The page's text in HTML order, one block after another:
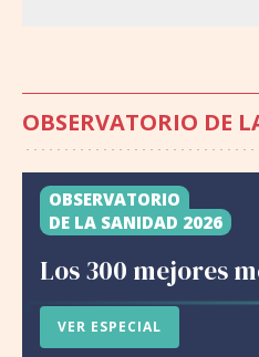
OBSERVATORIO DE
OBSERVATORIO
DE LA SANIDAD 2026
Los 300 mejores
VER ESPECIAL